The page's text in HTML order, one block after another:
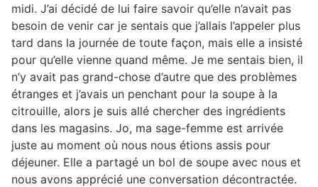
midi. J’ai décidé de lui faire savoir qu’elle n’avait pas
besoin de venir car je sentais que j’allais l’appeler plus
tard dans la journée de toute façon, mais elle a insisté
pour qu’elle vienne quand même. Je me sentais bien, il
n’y avait pas grand-chose d’autre que des problèmes
étranges et j’avais un penchant pour la soupe à la
citrouille, alors je suis allé chercher des ingrédients
dans les magasins. Jo, ma sage-femme est arrivée
juste au moment où nous nous étions assis pour
déjeuner. Elle a partagé un bol de soupe avec nous et
nous avons apprécié une conversation décontractée.